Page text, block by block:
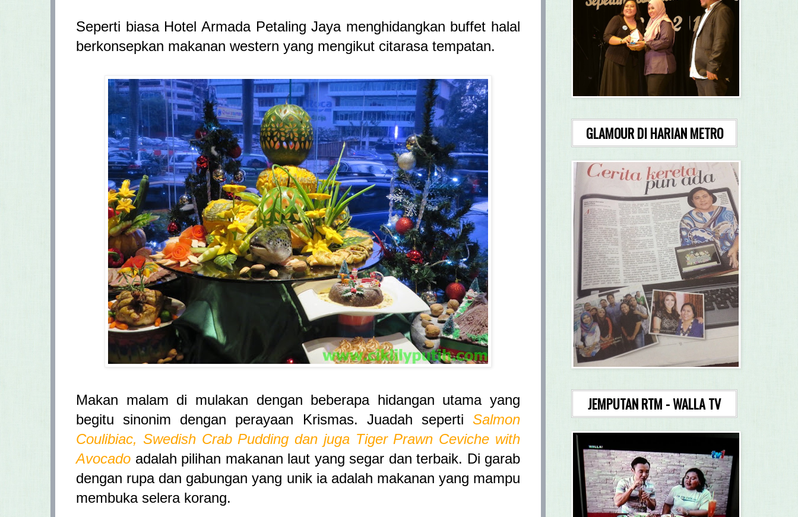
Seperti biasa Hotel Armada Petaling Jaya menghidangkan buffet halal
berkonsepkan makanan western yang mengikut citarasa tempatan.
Makan malam di mulakan dengan beberapa hidangan utama yang
begitu sinonim dengan perayaan Krismas. Juadah seperti Salmon
Coulibiac, Swedish Crab Pudding dan juga Tiger Prawn Ceviche with
Avocado adalah pilihan makanan laut yang segar dan terbaik. Di garab
dengan rupa dan gabungan yang unik ia adalah makanan yang mampu
membuka selera korang.
GLAMOUR DI HARIAN METRO
JEMPUTAN RTM - WALLA TV